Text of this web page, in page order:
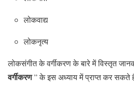
लोकवाद्य
लोकनृत्य
लोकसंगीत के वर्गीकरण के बारे में विस्तृत
वर्गीकरण” के इस अध्याय में प्राप्त कर सकते